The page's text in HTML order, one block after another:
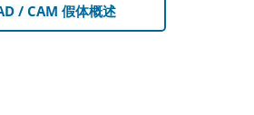
/ CAM 假体概述